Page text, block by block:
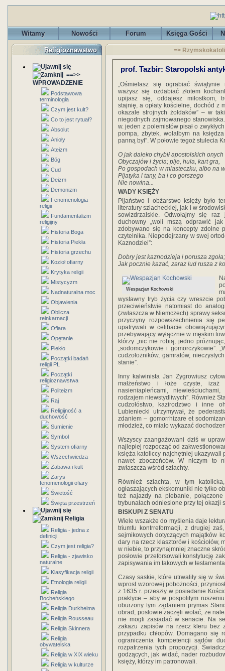
Witamy Nowości Forum Księga Gości
Religioznawstwo
==>>
WPROWADZENIE
Podstawowa
terminologia
Czym jest kult?
Co to jest rytuał?
Absolut
Anioły
Ateizm
Bóg
Cud
Deizm
Demonizm
Fenomenologia
religii
Fundamentalizm
religijny
Historia Boga
Historia Piekła
Historia grzechu
Kozioł ofiarny
Krytyka religii
Mistycyzm
Nadnaturalna moc
Objawienia
Oblicza
reinkarnacji
Ofiara
Opętanie
Piekło
Początki badań
religii PL
Początki
religioznawstwa
Politeizm
Raj
Religijność a
duchowość
Sumienie
Symbol
System ofiarny
Wszechwiedza
Zabawa i kult
Zarys
fenomenologii ofiary
Świetość
Święta przestrzeń
Religia
Religia - jedna z
definicji
Czym jest religia?
Religia - zjawisko
naturalne
Klasyfikacja religii
Etnologia religii
Religia
Bocheńskiego
Religia Durkheima
Religia Rousseau
Religia Skinnera
Religia
obywatelska
Religia w XIX wieku
Religia w kulturze
=>
prof. Tazbir: Staropolski
„Ośmielasz się ograbiać świątynie
ważysz się ozdabiać złotem
upijasz się, oddajesz miłostkom,
stajnię, a opłaty kościelne, dochód z
okazale strojnych żołdaków” – w
niegodnych zajmowanego
w. jeden z polemistów pisał o
pompa, zbytek, wolałbym na
panną był”. W połowie tegoż stulecia
O jak daleko chybił apostolskich onych
Obyczajów i życia; pije, hula, kart gra,
Po gospodach w miasteczku, albo na
Pijatyka i tany, ba i co gorszego
Nie nowina...
WADY KSIĘŻY
Pijaństwo i obżarstwo księży było
literatury szlacheckiej, jak i w
sowizdrzalskie. Odwołajmy się
duchowny „woli mszą odprawić
zdobywano się na koncepty zdolne
czytelnika. Niepodejrzany w swej
Kaznodziei”:
Dobry jest kaznodzieja i porusza zgoła;
Jak pocznie kazać, zaraz lud rusza z
Wespazjan Kochowski
wystawny tryb życia czy wreszcie
przeciwieństwie natomiast do
(zwłaszcza w Niemczech) sprawy
przyczyny rozpowszechnienia się
upatrywali w celibacie
przebywający wyłącznie w męskim
którzy „nic nie robią, jedno
„sodomczykowie i gomorczykowie”.
cudzołożników, gamratów,
stanie”.
Inny kalwinista Jan Zygrowiusz
małżeństwo i łoże czyste, izaż
nasieniapleńcami,
rodzajem niewstydliwych”. Również
cudzołóstwo, kazirodztwo i inne
Lubieniecki utrzymywał, że
zdaniem – gomorrhizare et
młodzież, co miało wykazać
Wszyscy zaangażowani dziś w
najlepiej rozpocząć od
księża katoliccy najchętniej ukazywali
nawet zboczeńców. W niczym to
zwłaszcza wśród szlachty.
Również szlachta, w tym
ogłaszających ekskomuniki nie tylko
też najazdy na plebanie,
trybunałach odniesione przy tej okazji
BISKUPI Z SENATU
Wiele wszakże do myślenia daje
triumfu kontrreformacji, z drugiej
sejmikowych dotyczących majątków
dary na rzecz klasztorów i kościołów,
w niebie, to przynajmniej znaczne
posłowie przeforsowali konstytucję
zapisywania im takowych w
Czasy saskie, które utrwaliły się w
wprost wzorowej pobożności,
z 1635 r. przeszły w posiadanie
praktyce – aby w pospolitym
oburzony tym żądaniem prymas
obrad, posłowie zaczęli wołać, że
nie mogli zasiadać w senacie. Na
zakazu zapisów na rzecz kleru bez
przypadku chłopów. Domagano się
ograniczenia kompetencji sądów
rozpatrzenia tych propozycji.
godzących, jak widać, nader
księży, którzy im patronowali.